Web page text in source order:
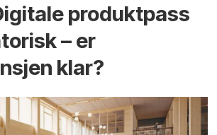
produktpass
– er
klar?